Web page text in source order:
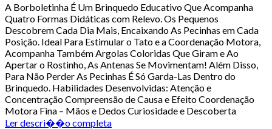
A Borboletinha É Um Brinquedo Educativo Que Acompanha
Quatro Formas Didáticas com Relevo. Os Pequenos
Descobrem Cada Dia Mais, Encaixando As Pecinhas em Cada
Posição. Ideal Para Estimular o Tato e a Coordenação Motora,
Acompanha Também Argolas Coloridas Que Giram e Ao
Apertar o Rostinho, As Antenas Se Movimentam! Além Disso,
Para Não Perder As Pecinhas É Só Garda-Las Dentro do
Brinquedo. Habilidades Desenvolvidas: Atenção e
Concentração Compreensão de Causa e Efeito Coordenação
Motora Fina – Mãos e Dedos Curiosidade e Descoberta
Ler descri��o completa